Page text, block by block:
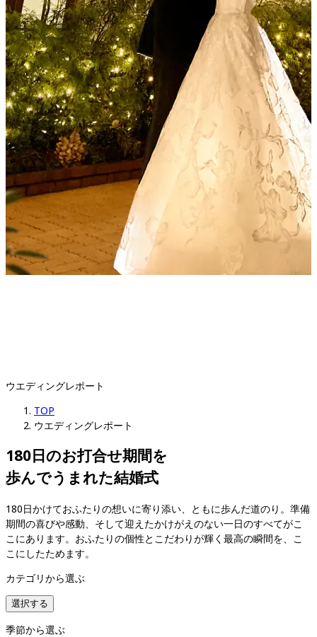
ウエディングレポート
TOP
ウエディングレポート
180日のお打合せ期間を
歩んでうまれた結婚式
180日かけておふたりの想いに寄り添い、ともに歩んだ道のり。準備
期間の喜びや感動、そして迎えたかけがえのない一日のすべてがこ
こにあります。おふたりの個性とこだわりが輝く最高の瞬間を、こ
こにしたためます。
カテゴリから選ぶ
選択する
季節から選ぶ